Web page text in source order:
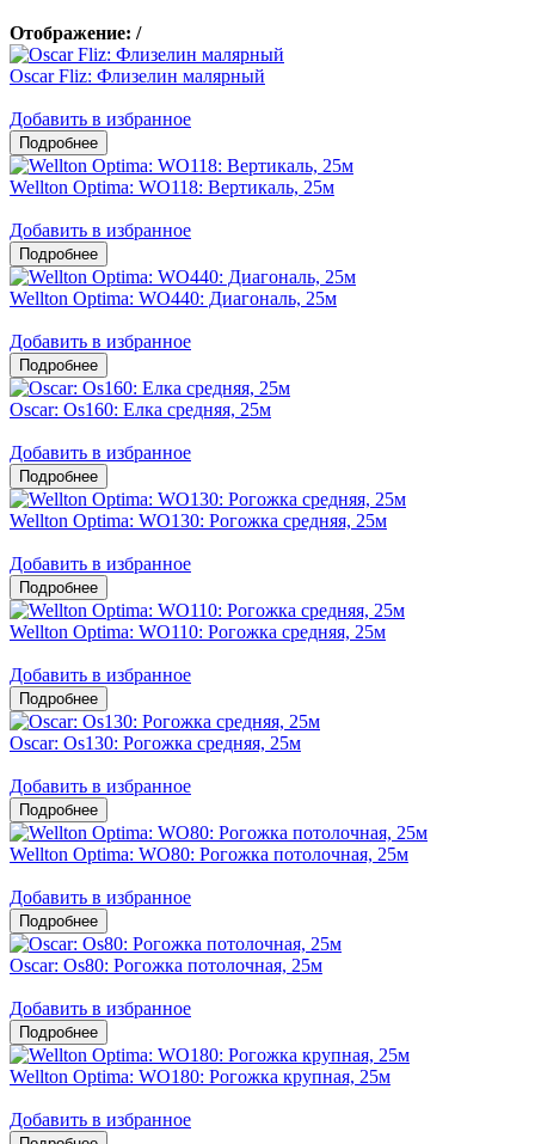
Отображение: /
Oscar Fliz: Флизелин малярный
Добавить в избранное
Wellton Optima: WO118: Вертикаль, 25м
Добавить в избранное
Wellton Optima: WO440: Диагональ, 25м
Добавить в избранное
Oscar: Os160: Елка средняя, 25м
Добавить в избранное
Wellton Optima: WO130: Рогожка средняя, 25м
Добавить в избранное
Wellton Optima: WO110: Рогожка средняя, 25м
Добавить в избранное
Oscar: Os130: Рогожка средняя, 25м
Добавить в избранное
Wellton Optima: WO80: Рогожка потолочная, 25м
Добавить в избранное
Oscar: Os80: Рогожка потолочная, 25м
Добавить в избранное
Wellton Optima: WO180: Рогожка крупная, 25м
Добавить в избранное